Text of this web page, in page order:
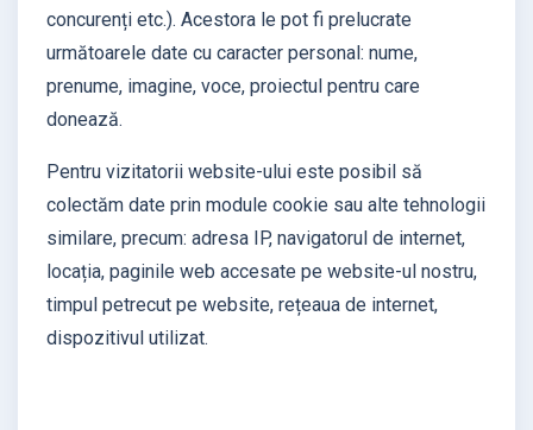
concurenți etc.). Acestora le pot fi prelucrate
următoarele date cu caracter personal: nume,
prenume, imagine, voce, proiectul pentru care
donează.
Pentru vizitatorii website-ului este posibil să
colectăm date prin module cookie sau alte tehnologii
similare, precum: adresa IP, navigatorul de internet,
locația, paginile web accesate pe website-ul nostru,
timpul petrecut pe website, rețeaua de internet,
dispozitivul utilizat.